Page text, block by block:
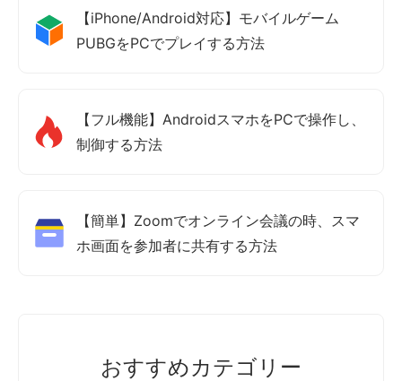
【iPhone/Android対応】モバイルゲーム
PUBGをPCでプレイする方法
【フル機能】AndroidスマホをPCで操作し、
制御する方法
【簡単】Zoomでオンライン会議の時、スマ
ホ画面を参加者に共有する方法
おすすめカテゴリー